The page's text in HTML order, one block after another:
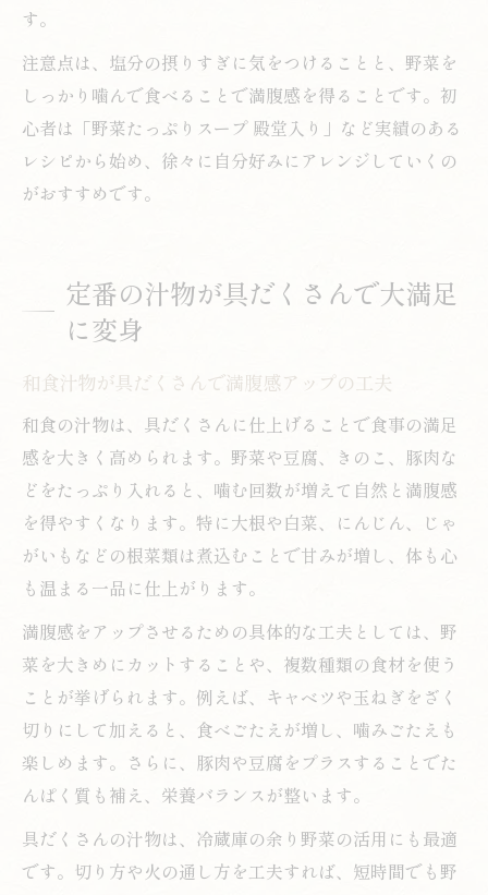
す。
注意点は、塩分の摂りすぎに気をつけることと、野菜を
しっかり噛んで食べることで満腹感を得ることです。初
心者は「野菜たっぷりスープ 殿堂入り」など実績のある
レシピから始め、徐々に自分好みにアレンジしていくの
がおすすめです。
定番の汁物が具だくさんで大満足
に変身
和食汁物が具だくさんで満腹感アップの工夫
和食の汁物は、具だくさんに仕上げることで食事の満足
感を大きく高められます。野菜や豆腐、きのこ、豚肉な
どをたっぷり入れると、噛む回数が増えて自然と満腹感
を得やすくなります。特に大根や白菜、にんじん、じゃ
がいもなどの根菜類は煮込むことで甘みが増し、体も心
も温まる一品に仕上がります。
満腹感をアップさせるための具体的な工夫としては、野
菜を大きめにカットすることや、複数種類の食材を使う
ことが挙げられます。例えば、キャベツや玉ねぎをざく
切りにして加えると、食べごたえが増し、噛みごたえも
楽しめます。さらに、豚肉や豆腐をプラスすることでた
んぱく質も補え、栄養バランスが整います。
具だくさんの汁物は、冷蔵庫の余り野菜の活用にも最適
です。切り方や火の通し方を工夫すれば、短時間でも野